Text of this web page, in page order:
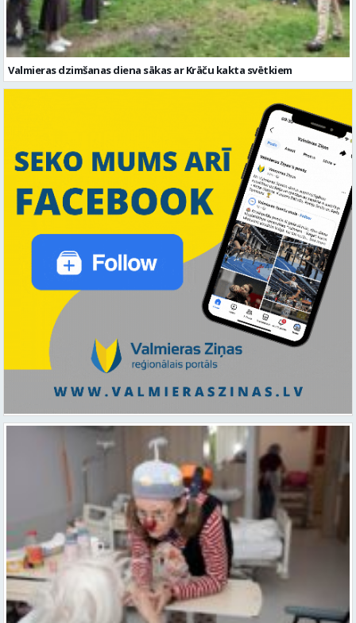
Ar smaidu un profesionālu sirdsiltumu: Dakteri Klauni uzsāk darbu
ar senioriem Vidzemes slimnīcā